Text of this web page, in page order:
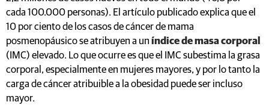
cada 100.000 personas). El artículo publicado explica que el
10 por ciento de los casos de cáncer de mama
posmenopáusico se atribuyen a un índice de masa corporal
(IMC) elevado. Lo que ocurre es que el IMC subestima la grasa
corporal, especialmente en mujeres mayores, y por lo tanto la
carga de cáncer atribuible a la obesidad puede ser incluso
mayor.